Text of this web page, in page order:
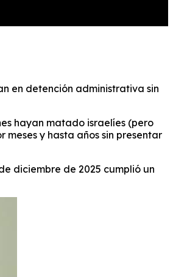
en detención administrativa sin
hayan matado israelíes (pero
y hasta años sin presentar
diciembre de 2025 cumplió un